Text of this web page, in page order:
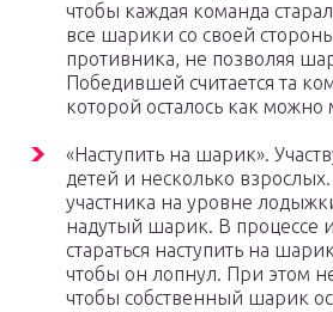
чтобы каждая команда
все шарики со своей
противника, не позволяя
Победившей считается та
которой осталось как
«Наступить на шарик».
детей и несколько
участника на уровне
надутый шарик. В процессе
стараться наступить на
чтобы он лопнул. При этом
чтобы собственный шарик